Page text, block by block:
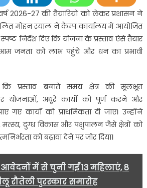
रोजगार
को
बढ़ावा,
जिला
योजना
होंगे
प्रमुख
प्रस्ताव….
2026-27 की तैयारियों को लेकर प्रशासन ने
मोहन रयाल ने कैम्प कार्यालय में आयोजित
निर्देश दिए कि योजना के प्रस्ताव ऐसे तैयार
जनता को लाभ पहुंचे और धन का प्रभावी
कि प्रस्ताव बनाते समय क्षेत्र की मूलभूत
योजनाओं, अधूरे कार्यों को पूर्ण करने और
गए कार्यों को प्राथमिकता दी जाए। उन्होंने
मत्स्य, दुग्ध विकास और पशुपालन जैसे क्षेत्रों को
को बढ़ावा देने पर जोर दिया।
आवेदनों में से चुनी गईं 13 महिलाएं, 8
रौतेली पुरस्कार समारोह